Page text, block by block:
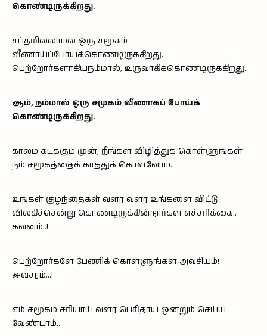
கொண்டிருக்கிறது.
சப்தமில்லாமல் ஒரு சமூகம்
வீணாய்ப்போய்க்கொண்டிருக்கிறது.
பெற்றோர்களாகியநம்மால், உருவாகிக்கொண்டிருக்கிறது…
ஆம், நம்மால் ஒரு சமுகம் வீணாகப் போய்க்
கொண்டிருக்கிறது.
காலம் கடக்கும் முன், நீங்கள் விழித்துக் கொள்ளுங்கள்
நம் சமூகத்தைக் காத்துக் கொள்வோம்.
உங்கள் குழந்தைகள் வளர வளர உங்களை விட்டு
விலகிச்சென்று கொண்டிருக்கின்றார்கள் எச்சரிக்கை..
கவனம்..!
பெற்றோர்களே பேணிக் கொள்ளுங்கள் அவசியம்!
அவசரம்…!
எம் சமூகம் சரியாய் வளர பெரிதாய் ஒன்றும் செய்ய
வேண்டாம்…